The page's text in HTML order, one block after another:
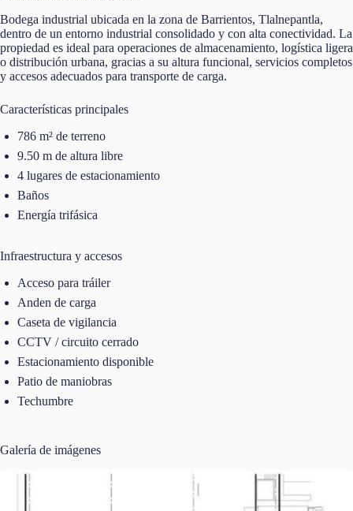
Bodega industrial ubicada en la zona de Barrientos, Tlalnepantla,
dentro de un entorno industrial consolidado y con alta conectividad. La
propiedad es ideal para operaciones de almacenamiento, logística ligera
o distribución urbana, gracias a su altura funcional, servicios completos
y accesos adecuados para transporte de carga.
Características principales
786 m² de terreno
9.50 m de altura libre
4 lugares de estacionamiento
Baños
Energía trifásica
Infraestructura y accesos
Acceso para tráiler
Anden de carga
Caseta de vigilancia
CCTV / circuito cerrado
Estacionamiento disponible
Patio de maniobras
Techumbre
Galería de imágenes